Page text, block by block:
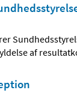
af